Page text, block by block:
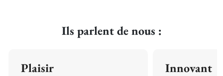
Ils parlent de nous :
Plaisir Innovant